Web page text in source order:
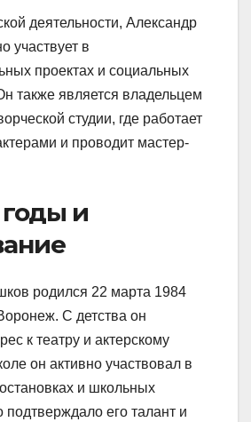
деятельности, Александр
участвует в
проектах и социальных
также является владельцем
студии, где работает
и проводит мастер-
и
родился 22 марта 1984
С детства он
к театру и актерскому
он активно участвовал в
и школьных
подтверждало его талант и